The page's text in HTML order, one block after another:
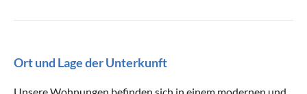
Ort und Lage der Unterkunft
Unsere Wohnungen befinden sich in einem modernen und